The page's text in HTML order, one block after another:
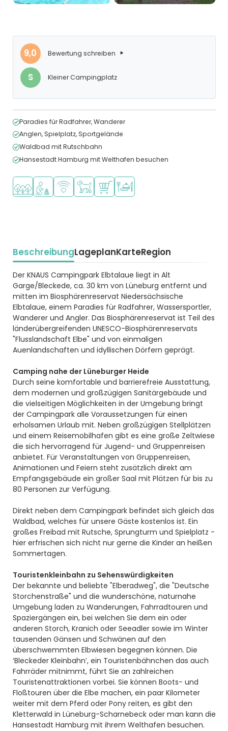
9,0 Bewertung schreiben
S Kleiner Campingplatz
Paradies für Radfahrer, Wanderer
Anglen, Spielplatz, Sportgelände
Waldbad mit Rutschbahn
Hansestadt Hamburg mit Welthafen besuchen
In waldreicher Umgebung
Empfohlen für kleine Kinder
WLAN verfügbar
Haustiere erlaubt
Supermarkt/Laden
Restaurant oder Pizzeria
BeschreibungLageplanKarteRegion
Beschrijving
Der KNAUS Campingpark Elbtalaue liegt in Alt
Garge/Bleckede, ca. 30 km von Lüneburg entfernt und
mitten im Biosphärenreservat Niedersächsische
Elbtalaue, einem Paradies für Radfahrer, Wassersportler,
Wanderer und Angler. Das Biosphärenreservat ist Teil des
länderübergreifenden UNESCO-Biosphärenreservats
"Flusslandschaft Elbe" und von einmaligen
Auenlandschaften und idyllischen Dörfern geprägt.
Camping nahe der Lüneburger Heide
Durch seine komfortable und barrierefreie Ausstattung,
dem modernen und großzügigen Sanitärgebäude und
die vielseitigen Möglichkeiten in der Umgebung bringt
der Campingpark alle Voraussetzungen für einen
erholsamen Urlaub mit. Neben großzügigen Stellplätzen
und einem Reisemobilhafen gibt es eine große Zeltwiese
die sich hervorragend für Jugend- und Gruppenreisen
anbietet. Für Veranstaltungen von Gruppenreisen,
Animationen und Feiern steht zusätzlich direkt am
Empfangsgebäude ein großer Saal mit Plätzen für bis zu
80 Personen zur Verfügung.
Direkt neben dem Campingpark befindet sich gleich das
Waldbad, welches für unsere Gäste kostenlos ist. Ein
großes Freibad mit Rutsche, Sprungturm und Spielplatz -
hier erfrischen sich nicht nur gerne die Kinder an heißen
Sommertagen.
Touristenkleinbahn zu Sehenswürdigkeiten
Der bekannte und beliebte "Elberadweg", die "Deutsche
Storchenstraße" und die wunderschöne, naturnahe
Umgebung laden zu Wanderungen, Fahrradtouren und
Spaziergängen ein, bei welchen Sie dem ein oder
anderen Storch, Kranich oder Seeadler sowie im Winter
tausenden Gänsen und Schwänen auf den
überschwemmten Elbwiesen begegnen können. Die
‘Bleckeder Kleinbahn’, ein Touristenbähnchen das auch
Fahrräder mitnimmt, führt Sie an zahlreichen
Touristenattraktionen vorbei. Sie können Boots- und
Floßtouren über die Elbe machen, ein paar Kilometer
weiter mit dem Pferd oder Pony reiten, es gibt den
Kletterwald in Lüneburg-Scharnebeck oder man kann die
Hansestadt Hamburg mit ihrem Welthafen besuchen.